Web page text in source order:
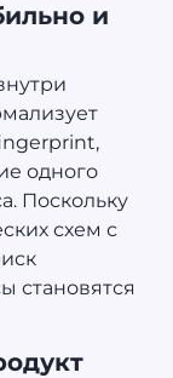
и
одного
Поскольку
схем с
становятся